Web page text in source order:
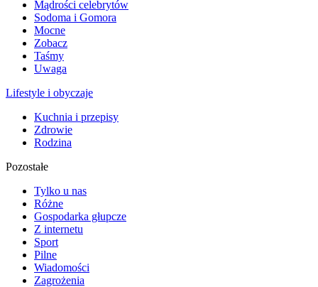
Mądrości celebrytów
Sodoma i Gomora
Mocne
Zobacz
Taśmy
Uwaga
Lifestyle i obyczaje
Kuchnia i przepisy
Zdrowie
Rodzina
Pozostałe
Tylko u nas
Różne
Gospodarka głupcze
Z internetu
Sport
Pilne
Wiadomości
Zagrożenia